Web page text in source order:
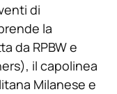
di
la
da RPBW e
il capolinea
Milanese e